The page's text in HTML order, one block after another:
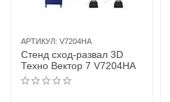
АРТИКУЛ: V7204HA
Стенд сход-развал 3D
Техно Вектор 7 V7204HA